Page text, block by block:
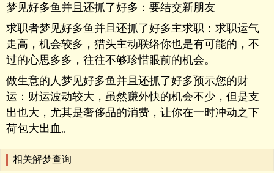
梦见好多鱼并且还抓了好多：要结交新朋友
求职者梦见好多鱼并且还抓了好多主求职：求职运气
走高，机会较多，猎头主动联络你也是有可能的，不
过的心思多多，往往不够珍惜眼前的机会。
做生意的人梦见好多鱼并且还抓了好多预示您的财
运：财运波动较大，虽然赚外快的机会不少，但是支
出也大，尤其是奢侈品的消费，让你在一时冲动之下
荷包大出血。
相关解梦查询